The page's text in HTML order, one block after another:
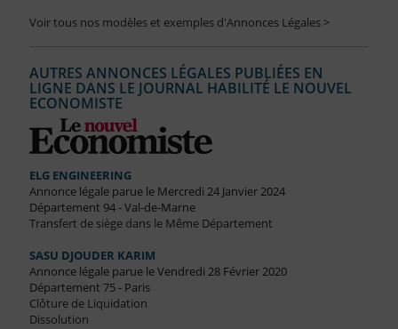
Voir tous nos modèles et exemples d'Annonces Légales >
AUTRES ANNONCES LÉGALES PUBLIÉES EN
LIGNE DANS LE JOURNAL HABILITÉ LE NOUVEL
ECONOMISTE
ELG ENGINEERING
Annonce légale parue le Mercredi 24 Janvier 2024
Département 94 - Val-de-Marne
Transfert de siège dans le Même Département
SASU DJOUDER KARIM
Annonce légale parue le Vendredi 28 Février 2020
Département 75 - Paris
Clôture de Liquidation
Dissolution